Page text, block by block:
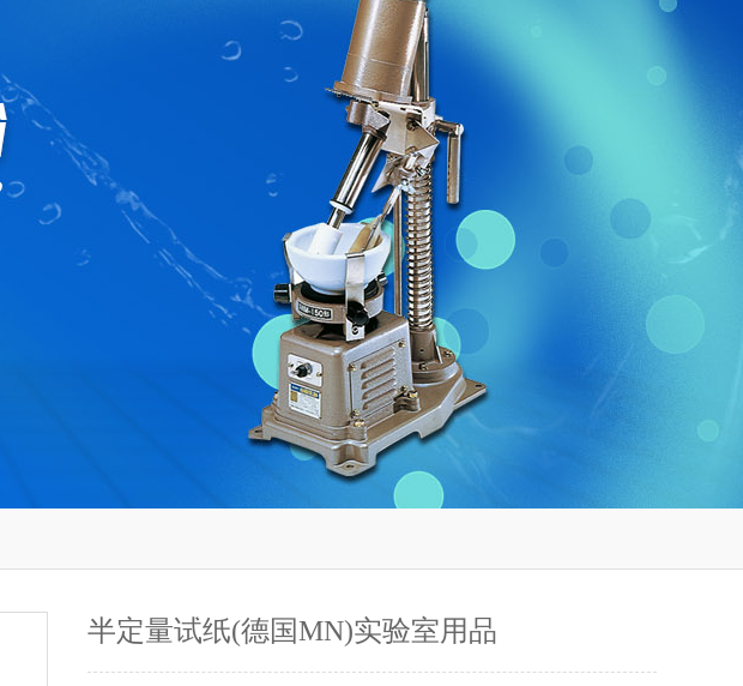
半定量试纸(德国MN)实验室用品